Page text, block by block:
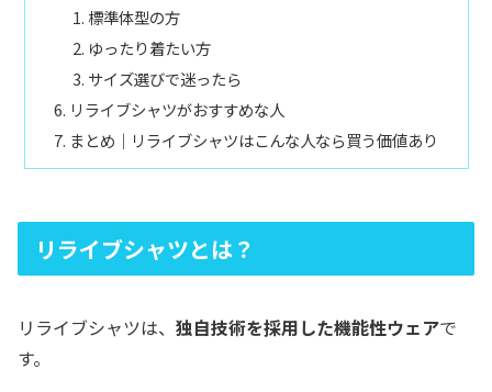
標準体型の方
ゆったり着たい方
サイズ選びで迷ったら
リライブシャツがおすすめな人
まとめ｜リライブシャツはこんな人なら買う価値あり
リライブシャツとは？
リライブシャツは、 独自技術を採用した機能性ウェアで
す。